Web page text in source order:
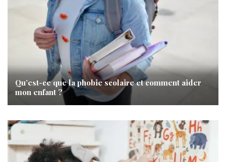
Qu’est-ce que la phobie scolaire et comment aider
mon enfant ?